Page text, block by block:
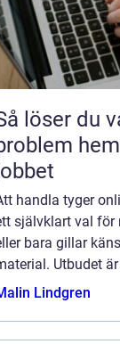
löser du
handla tyger
självklart val för
bara gillar
Utbudet
och du kan i
Lindgren